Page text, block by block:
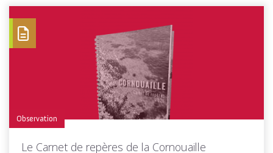
Toutes les actus de cette rubrique
Observation
Le Carnet de repères de la Cornouaille